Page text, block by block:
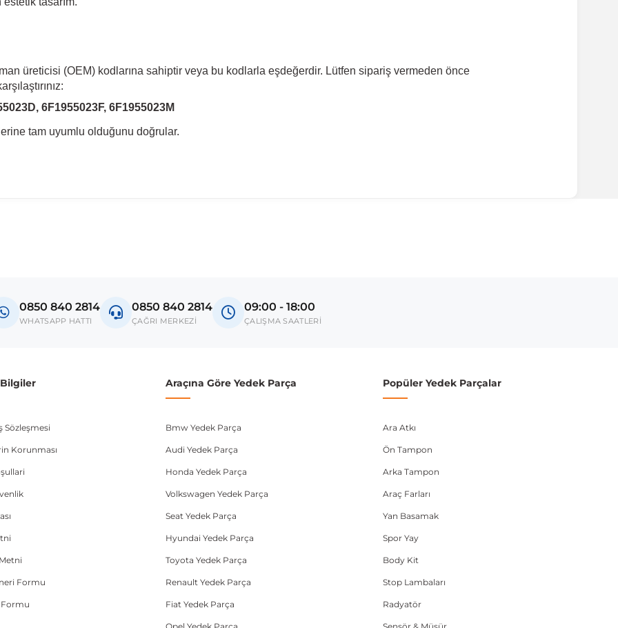
üreticisi (OEM) kodlarına sahiptir veya bu kodlarla eşdeğerdir. Lütfen sipariş vermeden önce
6F1955023F, 6F1955023M
tam uyumlu olduğunu doğrular.
ve kasa tipleri kullanabilmektedir. Sipariş vermeden önce OEM numarası veya şasi numarası ile uyumluluğu kontrol
0850 840 2814
WHATSAPP HATTI
0850 840 2814
ÇAĞRI MERKEZİ
09:00 - 18:00
ÇALIŞMA SAATLERİ
Sözleşmesi
Korunması
Formu
Formu
Araçına Göre Yedek Parça
Bmw Yedek Parça
Audi Yedek Parça
Honda Yedek Parça
Volkswagen Yedek Parça
Seat Yedek Parça
Hyundai Yedek Parça
Toyota Yedek Parça
Renault Yedek Parça
Fiat Yedek Parça
Popüler Yedek Parçalar
Ara Atkı
Ön Tampon
Arka Tampon
Araç Farları
Yan Basamak
Spor Yay
Body Kit
Stop Lambaları
Radyatör